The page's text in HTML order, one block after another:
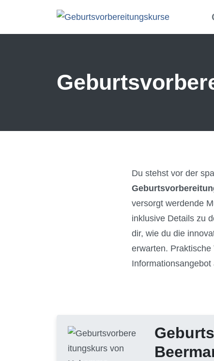
Du stehst vor der
versorgt werdende
inklusive Details zu
dir, wie du die
erwarten.
Informationsangebot